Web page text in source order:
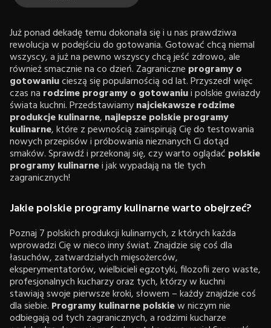
Już ponad dekadę temu dokonała się i u nas prawdziwa
rewolucja w podejściu do gotowania. Gotować chcą niemal
wszyscy, a już na pewno wszyscy chcą jeść zdrowo, ale
również smacznie na co dzień. Zagraniczne programy o
gotowaniucieszą się popularnością od lat. Przyszedł więc
czas na rodzime programy o gotowaniui polskie gwiazdy
świata kuchni. Przedstawiamynajciekawsze rodzime
produkcje kulinarne, najlepsze polskie programy
kulinarne, które z pewnością zainspirują Cię do testowania
nowych przepisów i próbowania nieznanych Ci dotąd
smaków. Sprawdź i przekonaj się, czy warto oglądać polskie
programy kulinarnei jak wypadają na tle tych
zagranicznych!
Jakie polskie programy kulinarne warto obejrzeć?
Poznaj 7 polskich produkcji kulinarnych, z których każda
wprowadzi Cię w nieco inny świat. Znajdzie się coś dla
łasuchów, zatwardziałych mięsożerców,
eksperymentatorów, wielbicieli egzotyki, filozofii zero waste,
profesjonalnych kucharzy oraz tych, którzy w kuchni
stawiają swoje pierwsze kroki, słowem – każdy znajdzie coś
dla siebie. Programy kulinarne polskiew niczym nie
odbiegają od tych zagranicznych, a rodzimi kucharze